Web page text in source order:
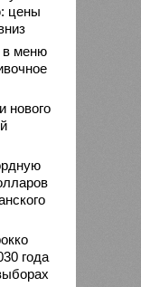
цены
в меню
нового
года